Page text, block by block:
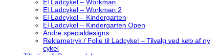
El Ladcykel – Workman
El Ladcykel – Workman 2
El Ladcykel – Kindergarten
El Ladcykel – Kindergarten Open
Andre specialdesigns
Reklametryk / Folie til Ladcykel – Tilvalg ved køb af ny
cykel